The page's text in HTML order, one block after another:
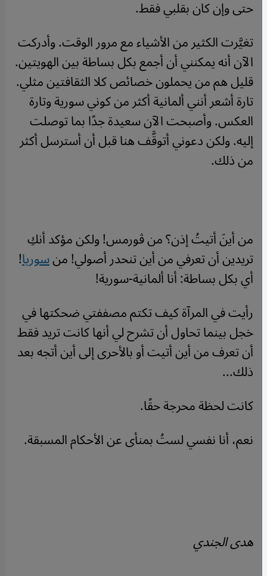
حتى وإن كان بقلبي فقط.
تغيَّرت الكثير من الأشياء مع مرور الوقت. وأدركت
الآن أنه يمكنني أن أجمع بكل بساطة بين الهويتين.
قليل هم من يحملون خصائص كلا الثقافتين مثلي.
تارة أشعر أنني ألمانية أكثر من كوني سورية وتارة
العكس. وأصبحت الآن سعيدة جدًا بما توصلت
إليه. ولكن دعوني أتوقَّف هنا قبل أن أسترسل أكثر
من ذلك.
من أينَ أتيتُ إذن؟ من ڤورمس! ولكن مؤكد أنكِ
تريدين أن تعرفي من أين تنحدر أصولي! منسوريا!
أي بكل بساطة: أنا ألمانية-سورية!
رأيت في المرآة كيف تكتم مصففتي ضحكتها في
خجل بينما تحاول أن تشرح لي أنها كانت تريد فقط
أن تعرف من أين أتيت أو بالأحرى إلى أين أتجه بعد
ذلك...
كانت لحظة محرجة حقًا.
نعم، أنا نفسي لستُ بمنأى عن الأحكام المسبقة.
هدى الجندي